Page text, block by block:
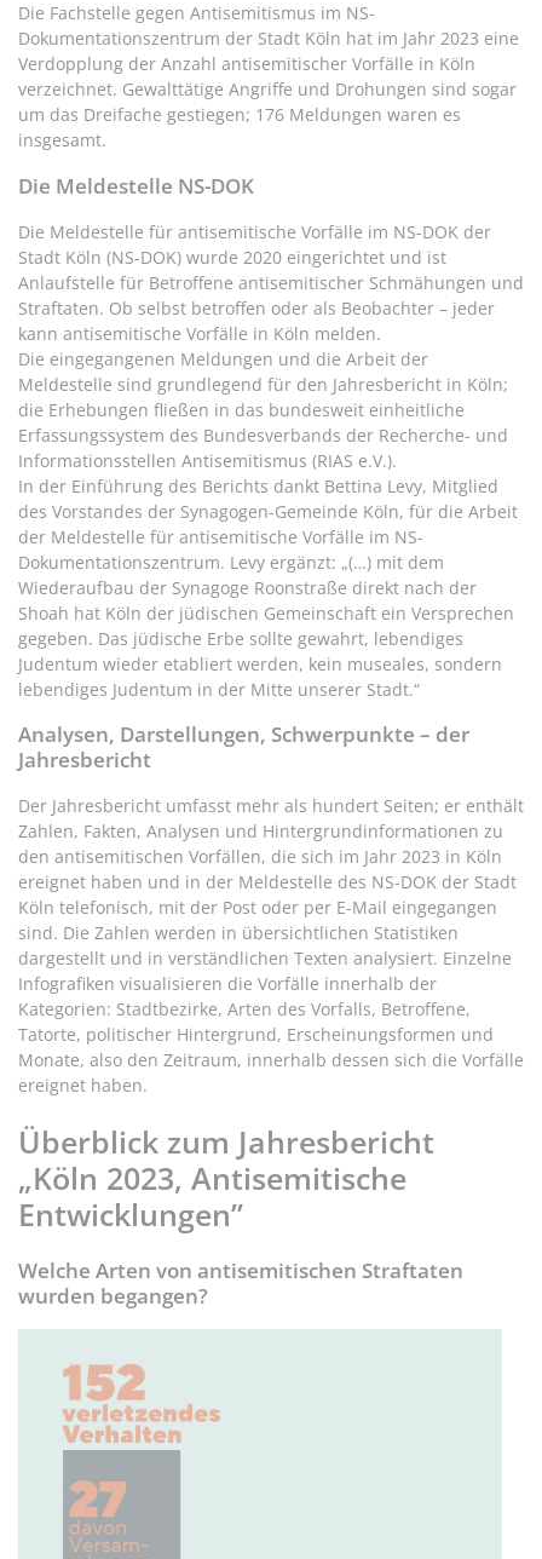
Die Fachstelle gegen Antisemitismus im NS-
Dokumentationszentrum der Stadt Köln hat im Jahr 2023 eine
Verdopplung der Anzahl antisemitischer Vorfälle in Köln
verzeichnet. Gewalttätige Angriffe und Drohungen sind sogar
um das Dreifache gestiegen; 176 Meldungen waren es
insgesamt.
Die Meldestelle NS-DOK
Die Meldestelle für antisemitische Vorfälle im NS-DOK der
Stadt Köln (NS-DOK) wurde 2020 eingerichtet und ist
Anlaufstelle für Betroffene antisemitischer Schmähungen und
Straftaten. Ob selbst betroffen oder als Beobachter – jeder
kann antisemitische Vorfälle in Köln melden.
Die eingegangenen Meldungen und die Arbeit der
Meldestelle sind grundlegend für den Jahresbericht in Köln;
die Erhebungen fließen in das bundesweit einheitliche
Erfassungssystem des Bundesverbands der Recherche- und
Informationsstellen Antisemitismus (RIAS e.V.).
In der Einführung des Berichts dankt Bettina Levy, Mitglied
des Vorstandes der Synagogen-Gemeinde Köln, für die Arbeit
der Meldestelle für antisemitische Vorfälle im NS-
Dokumentationszentrum. Levy ergänzt: „(…) mit dem
Wiederaufbau der Synagoge Roonstraße direkt nach der
Shoah hat Köln der jüdischen Gemeinschaft ein Versprechen
gegeben. Das jüdische Erbe sollte gewahrt, lebendiges
Judentum wieder etabliert werden, kein museales, sondern
lebendiges Judentum in der Mitte unserer Stadt.“
Analysen, Darstellungen, Schwerpunkte – der
Jahresbericht
Der Jahresbericht umfasst mehr als hundert Seiten; er enthält
Zahlen, Fakten, Analysen und Hintergrundinformationen zu
den antisemitischen Vorfällen, die sich im Jahr 2023 in Köln
ereignet haben und in der Meldestelle des NS-DOK der Stadt
Köln telefonisch, mit der Post oder per E-Mail eingegangen
sind. Die Zahlen werden in übersichtlichen Statistiken
dargestellt und in verständlichen Texten analysiert. Einzelne
Infografiken visualisieren die Vorfälle innerhalb der
Kategorien: Stadtbezirke, Arten des Vorfalls, Betroffene,
Tatorte, politischer Hintergrund, Erscheinungsformen und
Monate, also den Zeitraum, innerhalb dessen sich die Vorfälle
ereignet haben.
Überblick zum Jahresbericht
„Köln 2023, Antisemitische
Entwicklungen”
Welche Arten von antisemitischen Straftaten
wurden begangen?